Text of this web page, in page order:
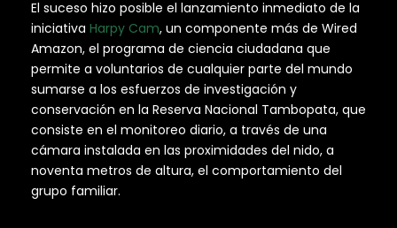
El suceso hizo posible el lanzamiento inmediato de la
iniciativa Harpy Cam, un componente más de Wired
Amazon, el programa de ciencia ciudadana que
permite a voluntarios de cualquier parte del mundo
sumarse a los esfuerzos de investigación y
conservación en la Reserva Nacional Tambopata, que
consiste en el monitoreo diario, a través de una
cámara instalada en las proximidades del nido, a
noventa metros de altura, el comportamiento del
grupo familiar.